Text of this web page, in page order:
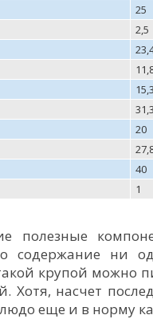
25
2,5
15,3
31,3
20
40
1
полезные
содержание ни
крупой можно
насчет
еще и в норму